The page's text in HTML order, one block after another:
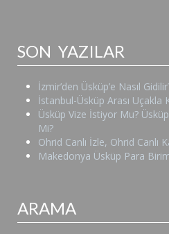
SON YAZILAR
İzmir’den Üsküp’e Nasıl
İstanbul-Üsküp Arası Uçakla
Üsküp Vize İstiyor Mu?
Mi?
Ohrid Canlı İzle, Ohrid Canlı
Makedonya Üsküp Para
ARAMA